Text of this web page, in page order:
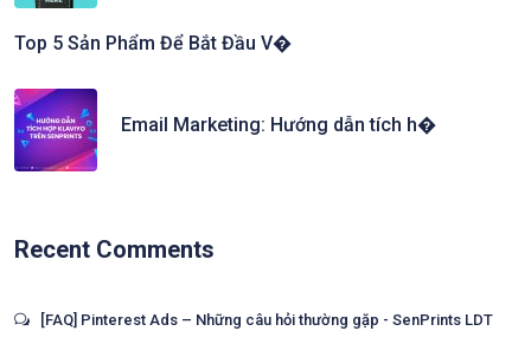
Top 5 Sản Phẩm Để Bắt Đầu V�
Email Marketing: Hướng dẫn tích h�
Recent Comments
[FAQ] Pinterest Ads – Những câu hỏi thường gặp - SenPrints LDT